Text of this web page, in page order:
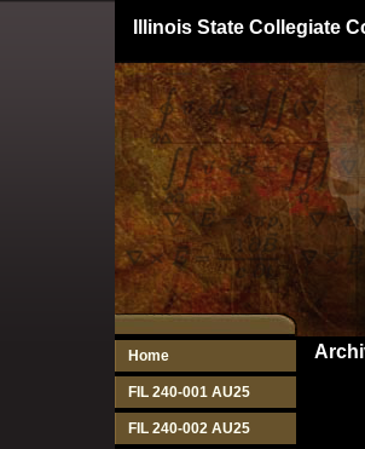
Illinois State Collegiate
Home
FIL 240-001 AU25
FIL 240-002 AU25